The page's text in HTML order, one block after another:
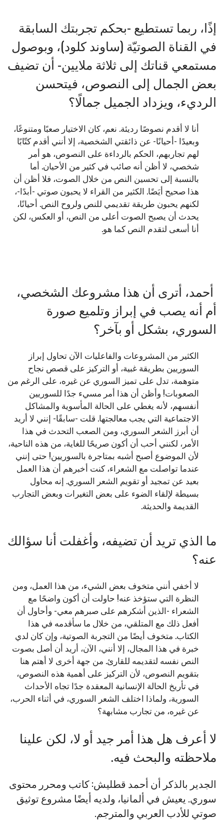
إذًا، ربما تستطيع -بحكم تجربتك السابقة
في القناة الصوتيّة (ساوند كلود)، وبوصول
مستمعي قناتك إلى ثلاثة ملايين- أن تضيف
بعض الجمال إلى النصوص، فيتحسن
الرديء، ويزداد الجميل جمالًا؟
أنا لا أقدم نصوصًا رديئة. نعم، كان الاختيار صعبًا ومتنوعًا،
وبعيدًا -أحيانًا- عن ذائقتي الشخصية، إلا أنني أقدم كتّابًا
لهم تجاربهم، الحكم بالرداءة على النصوص، هو أمر
شخصي، لا أظن أنه صائب في كثير من الأحيان. أما
بالنسبة إلى تحسين النص من خلال الصوت، فلا أظن أن
هذا صحيح أيَضًا. الكثير من القراء لا يحبون صوتي -أبدًا-،
لكنهم يحبون طريقة تقديمي للنص ولروح النص. أحيانًا،
يحدث أن يصبح الصوت أعلى من النص، أو العكس، لكن
أنا أسعى لتقدم النص كما هو.
أحمد، أترى أن هذا مشروعك الشخصي،
أم أنه يصب في إبراز وتلميع صورة
السوري، بشكل أو بآخر؟
الكثير من المشروعات والفاعليات الآن تحاول إبراز
السوريين بطريقة غبية، أو التركيز على قصص نجاح
متوهمة، تدل على تميز السوري عن غيره، على الرغم من
الصعوبات! وأظن أن هذا أمر مسيء جدًا للسوريين
أنفسهم، لأنه يغطي على الحالة المأسوية والمشاكل
الاجتماعية التي يجب معالجتها. قلت -سابقًا- إنني لا أريد
أن أبرز الشعر السوري، ومن الصعب التحدث في هذا
الأمر، لكنني أحب أن أكون صريحًا للغاية، من هذه الناحية،
لأن الموضوع أصبح أشبه بمتاجرة بالسوريين! حتى إنني
عندما تواصلت مع الشعراء، كنت أخبرهم أن هذا العمل
بعيد عن تمجيد أو تقويم الشعر السوري. إنه محاول
بسيطة لإلقاء الضوء على بعض التغيرات وبعض التجارب
القديمة والحديثة.
ما الذي تريد أن تضيفه، وأغفلت أنا سؤالك
عنه؟
لا أخفي أنني متخوف بعض الشيء، من هذا العمل، ومن
النظرة التي ستؤخذ عنه! حاولت أن أكون واضحًا مع
الشعراء -الذين أشكرهم على صبرهم معي- وأحاول أن
أفعل ذلك مع المتلقي، من خلال ما سأقدمه في هذا
الكتاب. متخوف أيضًا من التجربة الصوتية، وإن كان لدي
خبرة في هذا المجال، إلا أنني، الآن، أريد أن أصل بصوت
النص نفسه لتقديمه للقارئ. من جهة أخرى لا أهتم هنا
بتقويم النصوص، لأن التركيز على أهمية هذه النصوص،
في تأريخ الحالة الإنسانية المعقدة جدًا تجاه الأحداث
السورية، ولماذا اختلف الشعر السوري، في أثناء الحرب،
عن غيره، من تجارب مشابهة؟
لا أعرف هل هذا أمر جيد أو لا، لكن علينا
ملاحظته والبحث فيه.
الجدير بالذكر أن أحمد قطليش: كاتب ومحرر محتوى
سوري. يعيش في ألمانيا، ولديه أيضًا مشروع توثيق
صوتي للأدب العربي والمترجم.